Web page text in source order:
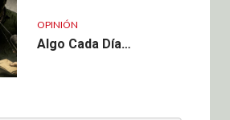
OPINIÓN
Algo Cada Día…